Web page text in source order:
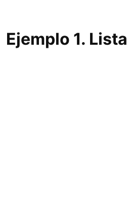
Ejemplo 1. Lista